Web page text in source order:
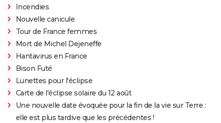
Incendies
Nouvelle canicule
Tour de France femmes
Mort de Michel Dejeneffe
Hantavirus en France
Bison Futé
Lunettes pour l'éclipse
Carte de l'éclipse solaire du 12 août
Une nouvelle date évoquée pour la fin de la vie sur Terre :
elle est plus tardive que les précédentes !